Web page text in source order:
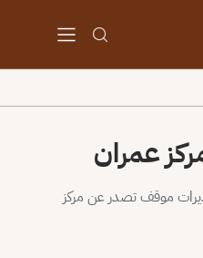
عمران
موقف تصدر عن مركز